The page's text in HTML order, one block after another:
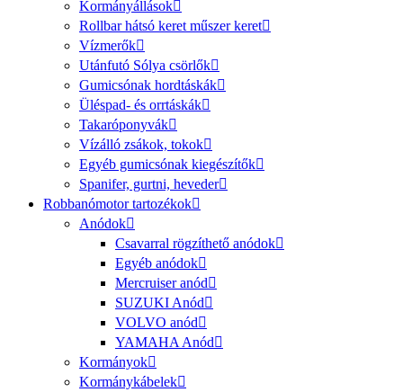
Kormányállások
Rollbar hátsó keret műszer keret
Vízmerők
Utánfutó Sólya csörlők
Gumicsónak hordtáskák
Üléspad- és orrtáskák
Takaróponyvák
Vízálló zsákok, tokok
Egyéb gumicsónak kiegészítők
Spanifer, gurtni, heveder
Robbanómotor tartozékok
Anódok
Csavarral rögzíthető anódok
Egyéb anódok
Mercruiser anód
SUZUKI Anód
VOLVO anód
YAMAHA Anód
Kormányok
Kormánykábelek